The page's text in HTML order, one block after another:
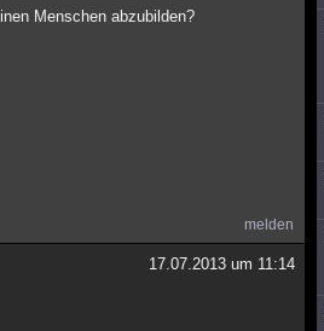
Menschen abzubilden?
melden
17.07.2013 um 11:14